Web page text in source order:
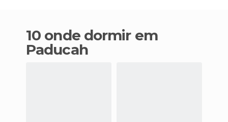
10 onde dormir em
Paducah